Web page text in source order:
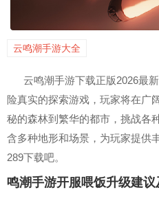
云鸣潮手游大全
云鸣潮手游下载正版2026最
险真实的探索游戏，玩家将在广
秘的森林到繁华的都市，挑战各
含多种地形和场景，为玩家提供
289下载吧。
鸣潮手游开服喂饭升级建